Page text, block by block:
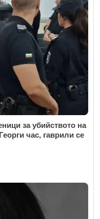
за убийството на
час, гаврили се